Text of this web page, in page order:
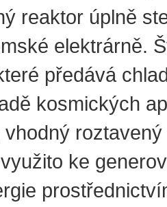
reaktor úplně
elektrárně.
předává
kosmických
ke